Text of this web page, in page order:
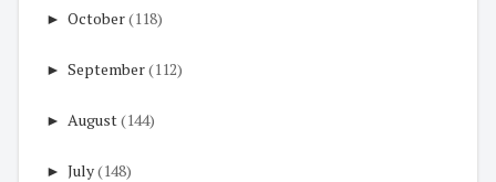
► October(118)
► September(112)
► August(144)
► July(148)